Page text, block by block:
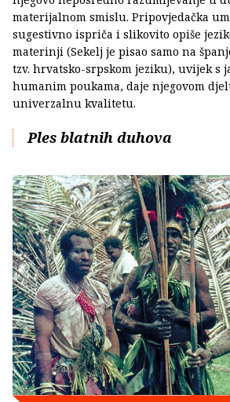
materijalnom smislu. Pripovjedačka
sugestivno ispriča i slikovito opiše
materinji (Sekelj je pisao samo na
tzv. hrvatsko-srpskom jeziku), uvijek s
humanim poukama, daje njegovom
univerzalnu kvalitetu.
Ples blatnih duhova